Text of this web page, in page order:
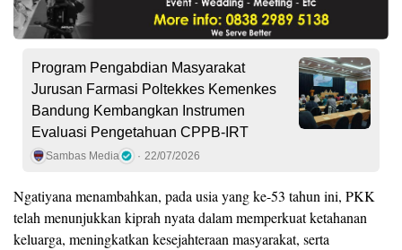
Program Pengabdian Masyarakat
Jurusan Farmasi Poltekkes Kemenkes
Bandung Kembangkan Instrumen
Evaluasi Pengetahuan CPPB-IRT
Sambas Media 22/07/2026
Ngatiyana menambahkan, pada usia yang ke-53 tahun ini, PKK
telah menunjukkan kiprah nyata dalam memperkuat ketahanan
keluarga, meningkatkan kesejahteraan masyarakat, serta